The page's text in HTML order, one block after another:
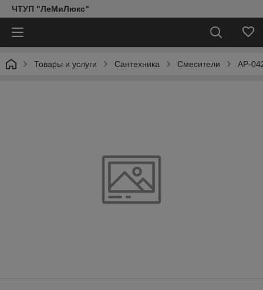
ЧТУП "ЛеМиЛюкс"
Товары и услуги Сантехника Смесители АР-